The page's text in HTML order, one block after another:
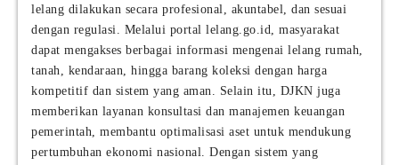
lelang dilakukan secara profesional, akuntabel, dan sesuai
dengan regulasi. Melalui portal lelang.go.id, masyarakat
dapat mengakses berbagai informasi mengenai lelang rumah,
tanah, kendaraan, hingga barang koleksi dengan harga
kompetitif dan sistem yang aman. Selain itu, DJKN juga
memberikan layanan konsultasi dan manajemen keuangan
pemerintah, membantu optimalisasi aset untuk mendukung
pertumbuhan ekonomi nasional. Dengan sistem yang